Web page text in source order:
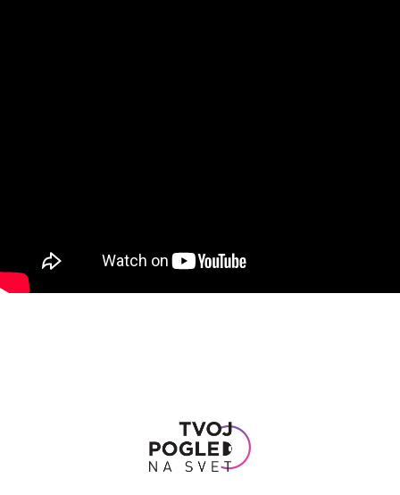
© 2022 M-RS-00001394